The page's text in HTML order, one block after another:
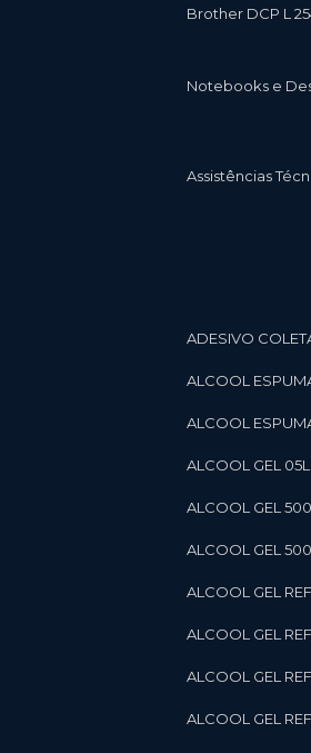
Brother DCP L
Notebooks e
Assistências
ADESIVO
ALCOOL
ALCOOL
ALCOOL GEL
ALCOOL GEL
ALCOOL GEL
ALCOOL GEL
ALCOOL GEL
ALCOOL GEL
ALCOOL GEL